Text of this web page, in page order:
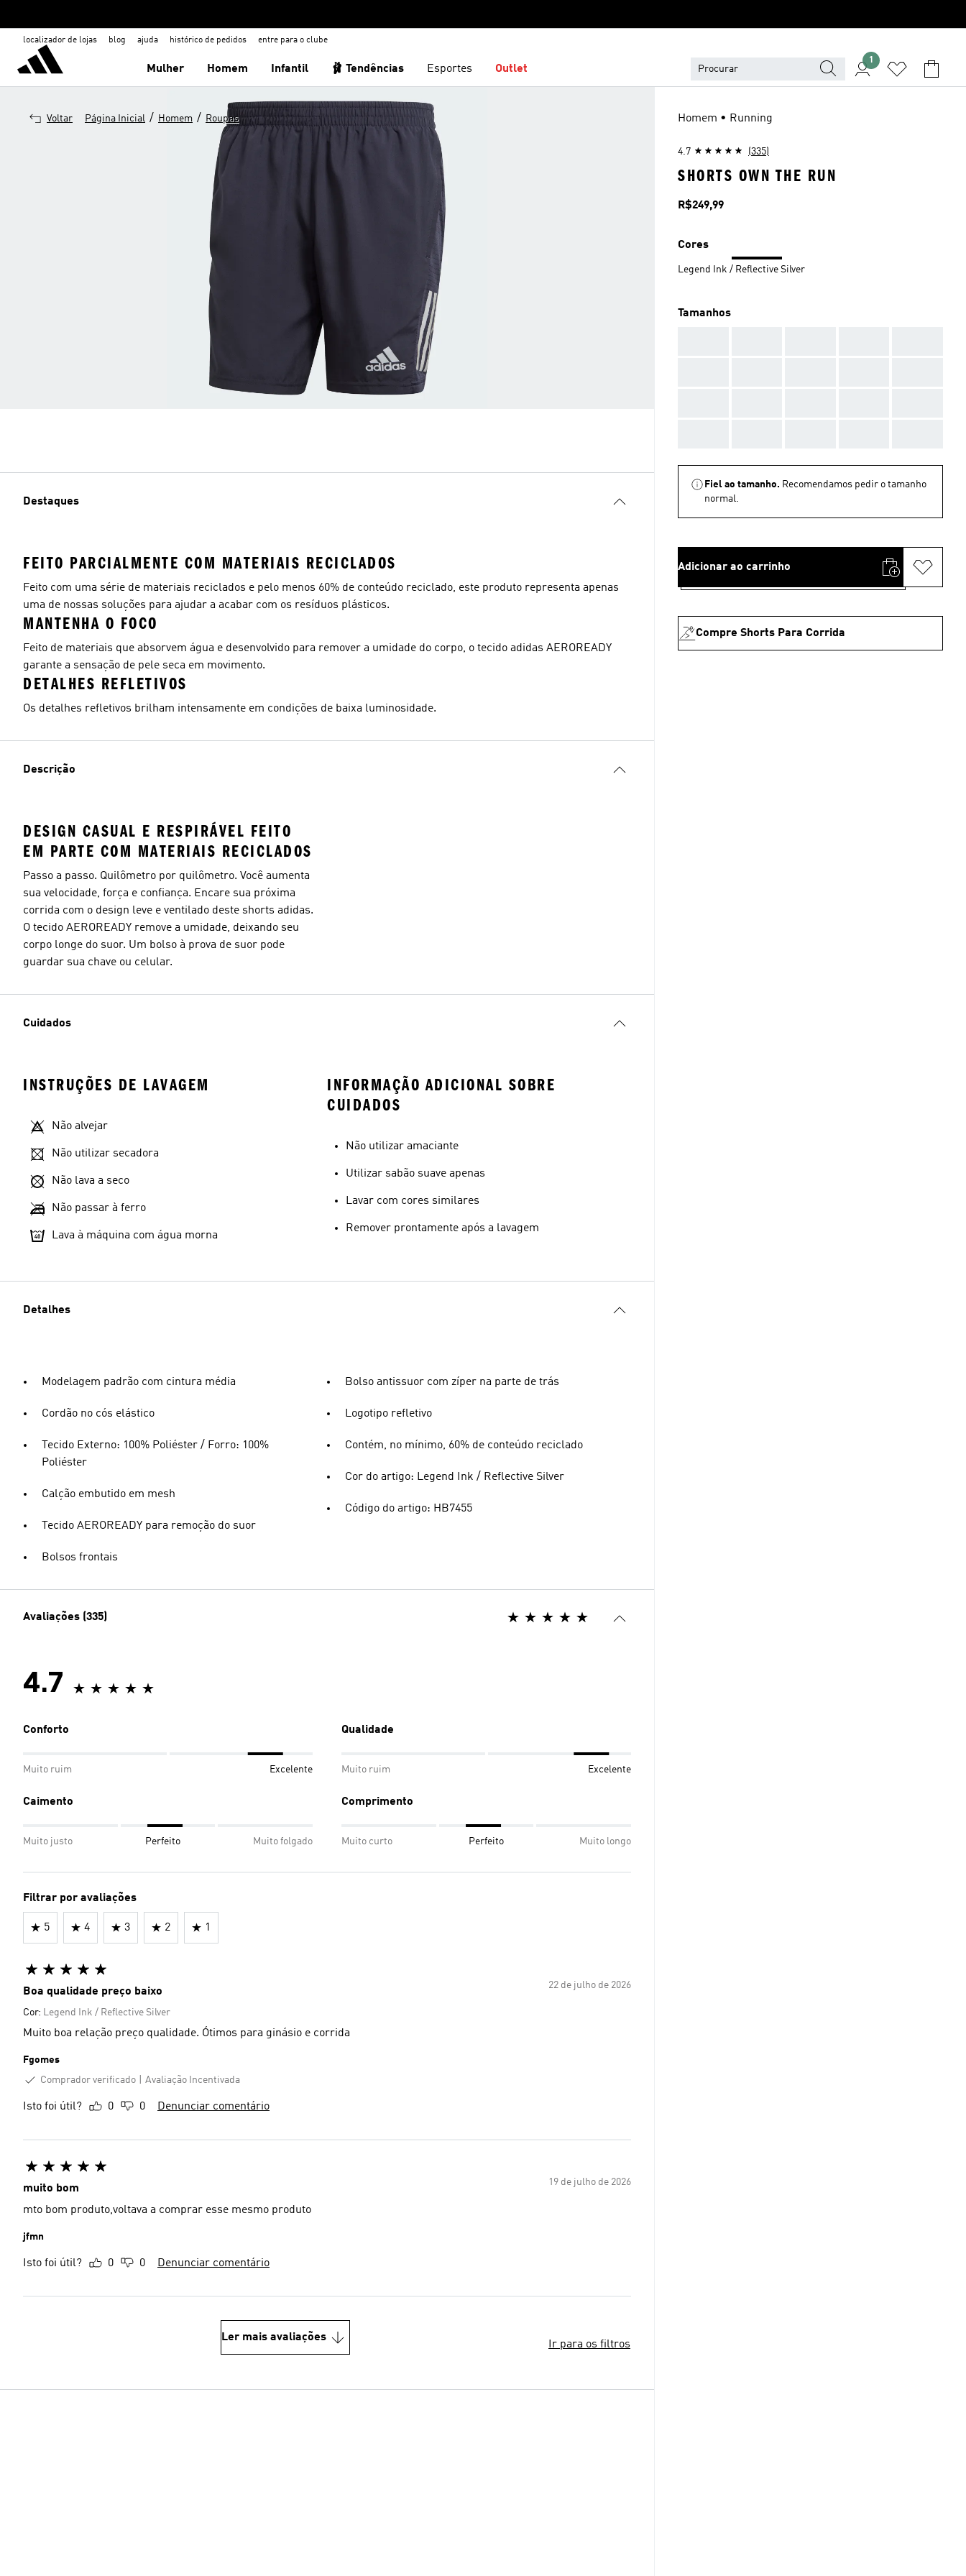
localizador de lojas blog ajuda histórico de pedidos entre para o clube
Mulher Homem Infantil 🩰 Tendências Esportes Outlet
1
Voltar Página Inicial / Homem / Roupas
Destaques
FEITO PARCIALMENTE COM MATERIAIS RECICLADOS
Feito com uma série de materiais reciclados e pelo menos 60% de conteúdo reciclado, este produto representa apenas
uma de nossas soluções para ajudar a acabar com os resíduos plásticos.
MANTENHA O FOCO
Feito de materiais que absorvem água e desenvolvido para remover a umidade do corpo, o tecido adidas AEROREADY
garante a sensação de pele seca em movimento.
DETALHES REFLETIVOS
Os detalhes refletivos brilham intensamente em condições de baixa luminosidade.
Descrição
DESIGN CASUAL E RESPIRÁVEL FEITO
EM PARTE COM MATERIAIS RECICLADOS
Passo a passo. Quilômetro por quilômetro. Você aumenta
sua velocidade, força e confiança. Encare sua próxima
corrida com o design leve e ventilado deste shorts adidas.
O tecido AEROREADY remove a umidade, deixando seu
corpo longe do suor. Um bolso à prova de suor pode
guardar sua chave ou celular.
Cuidados
INSTRUÇÕES DE LAVAGEM
Não alvejar
Não utilizar secadora
Não lava a seco
Não passar à ferro
Lava à máquina com água morna
INFORMAÇÃO ADICIONAL SOBRE
CUIDADOS
Não utilizar amaciante
Utilizar sabão suave apenas
Lavar com cores similares
Remover prontamente após a lavagem
Detalhes
Modelagem padrão com cintura média
Cordão no cós elástico
Tecido Externo: 100% Poliéster / Forro: 100%
Poliéster
Calção embutido em mesh
Tecido AEROREADY para remoção do suor
Bolsos frontais
Bolso antissuor com zíper na parte de trás
Logotipo refletivo
Contém, no mínimo, 60% de conteúdo reciclado
Cor do artigo: Legend Ink / Reflective Silver
Código do artigo: HB7455
Avaliações (335)
4.7
Conforto
Muito ruim Excelente
Qualidade
Muito ruim Excelente
Caimento
Muito justo Perfeito Muito folgado
Comprimento
Muito curto Perfeito Muito longo
Filtrar por avaliações
5 4 3 2 1
22 de julho de 2026
Boa qualidade preço baixo
Cor: Legend Ink / Reflective Silver
Muito boa relação preço qualidade. Ótimos para ginásio e corrida
Fgomes
Comprador verificado
Avaliação Incentivada
Isto foi útil? 0 0 Denunciar comentário
19 de julho de 2026
muito bom
mto bom produto,voltava a comprar esse mesmo produto
jfmn
Isto foi útil? 0 0 Denunciar comentário
Ler mais avaliações
Ir para os filtros
Homem • Running
4.7 (335)
SHORTS OWN THE RUN
Preço
R$249,99
Cores
Legend Ink / Reflective Silver
Tamanhos
Fiel ao tamanho. Recomendamos pedir o tamanho
normal.
Adicionar ao carrinho
Compre Shorts Para Corrida